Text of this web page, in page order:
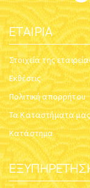
ΕΤΑΙΡΊΑ
Στοιχεία της
Εκθέσεις
Πολιτική απορρήτου
Τα Καταστήματα μας
Κατάστημα